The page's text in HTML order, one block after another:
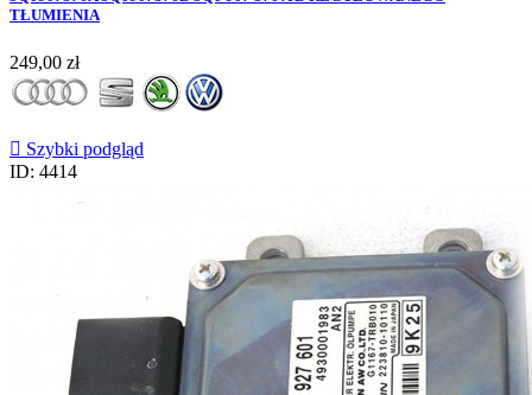
TŁUMIENIA
Cena
249,00 zł
 Szybki podgląd
ID: 4414